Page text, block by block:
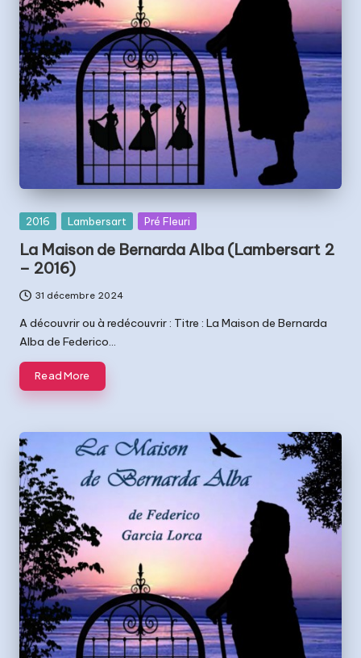
Posted
2016 Lambersart Pré Fleuri
La Maison de Bernarda Alba (Lambersart 2
– 2016)
31 décembre 2024
A découvrir ou à redécouvrir : Titre : La Maison de Bernarda
Alba de Federico…
Read More